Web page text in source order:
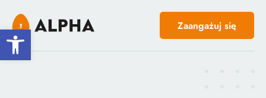
Open toolbar Zaangażuj się